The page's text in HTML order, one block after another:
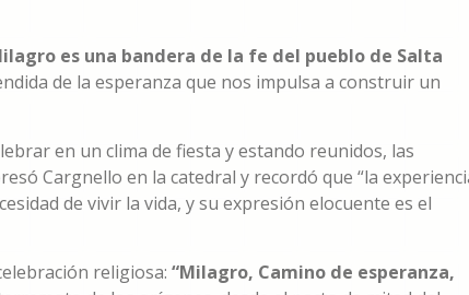
es una bandera de la fe del pueblo de Salta
de la esperanza que nos impulsa a construir un
en un clima de fiesta y estando reunidos, las
Cargnello en la catedral y recordó que “la
de vivir la vida, y su expresión elocuente es el
religiosa: “Milagro, Camino de esperanza,